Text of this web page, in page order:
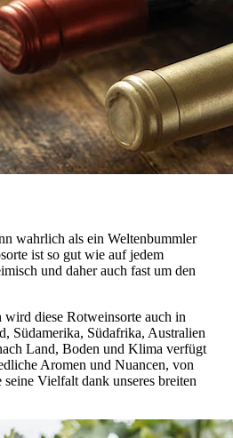
wahrlich als ein Weltenbummler
ist so gut wie auf jedem
und daher auch fast um den
diese Rotweinsorte auch in
Südamerika, Südafrika, Australien
Land, Boden und Klima verfügt
Aromen und Nuancen, von
Vielfalt dank unseres breiten